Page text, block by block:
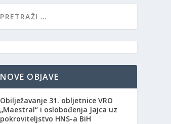
NOVE OBJAVE
Obilježavanje 31. obljetnice VRO
„Maestral“ i oslobođenja Jajca uz
pokroviteljstvo HNS-a BiH